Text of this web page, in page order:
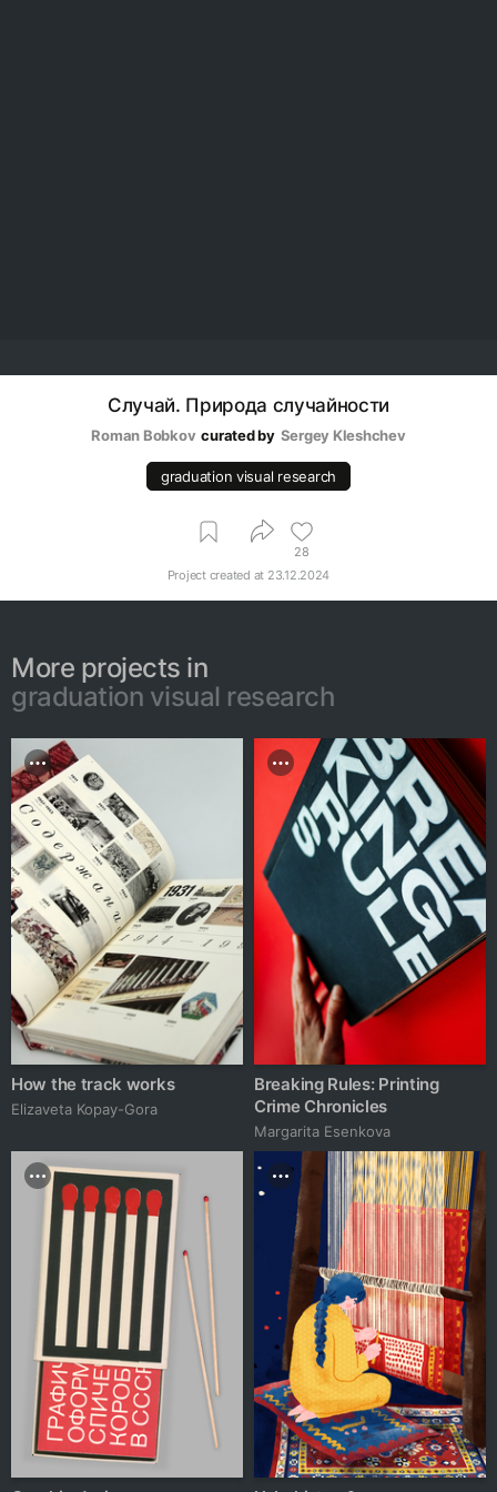
Случай. Природа случайности
Roman Bobkov curated by Sergey Kleshchev
graduation visual research
28
Project created at 23.12.2024
More projects in
graduation visual research
How the track works
Elizaveta Kopay-Gora
Breaking Rules: Printing
Crime Chronicles
Margarita Esenkova